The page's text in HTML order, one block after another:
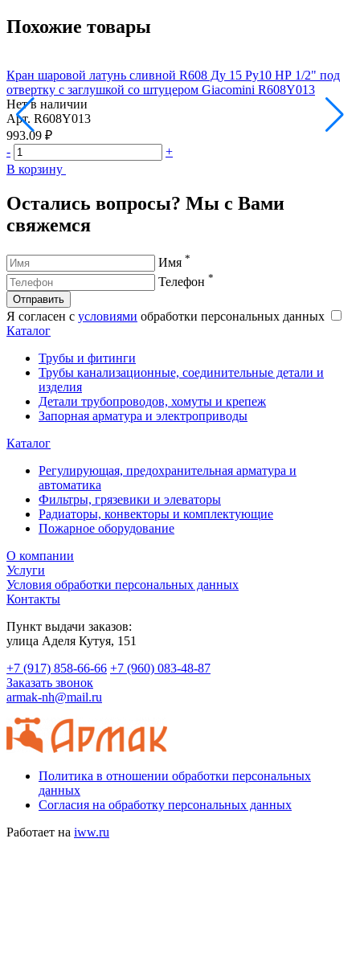
Похожие товары
Кран шаровой латунь сливной R608 Ду 15 Ру10 НР 1/2" под
отвертку с заглушкой со штуцером Giacomini R608Y013
Нет в наличии
Арт. R608Y013
993.09 ₽
-
+
В корзину
Остались вопросы? Мы с Вами
свяжемся
Имя *
Телефон *
Отправить
Я согласен с условиями обработки персональных данных
Каталог
Трубы и фитинги
Трубы канализационные, соединительные детали и
изделия
Детали трубопроводов, хомуты и крепеж
Запорная арматура и электроприводы
Каталог
Регулирующая, предохранительная арматура и
автоматика
Фильтры, грязевики и элеваторы
Радиаторы, конвекторы и комплектующие
Пожарное оборудование
О компании
Услуги
Условия обработки персональных данных
Контакты
Пункт выдачи заказов:
​улица Аделя Кутуя, 151
+7 (917) 858-66-66 +7 (960) 083-48-87
Заказать звонок
armak-nh@mail.ru
Политика в отношении обработки персональных
данных
Согласия на обработку персональных данных
Работает на iww.ru